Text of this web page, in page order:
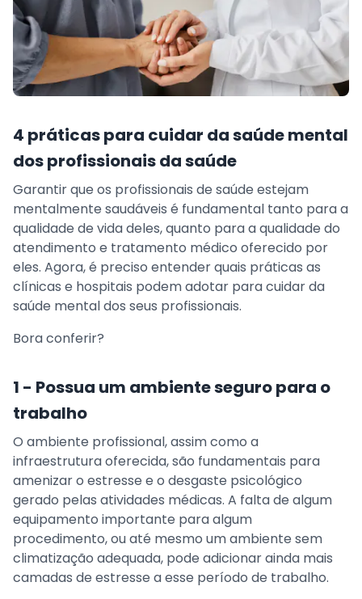
4 práticas para cuidar da saúde mental
dos profissionais da saúde
Garantir que os profissionais de saúde estejam
mentalmente saudáveis é fundamental tanto para a
qualidade de vida deles, quanto para a qualidade do
atendimento e tratamento médico oferecido por
eles. Agora, é preciso entender quais práticas as
clínicas e hospitais podem adotar para cuidar da
saúde mental dos seus profissionais.
Bora conferir?
1 - Possua um ambiente seguro para o
trabalho
O ambiente profissional, assim como a
infraestrutura oferecida, são fundamentais para
amenizar o estresse e o desgaste psicológico
gerado pelas atividades médicas. A falta de algum
equipamento importante para algum
procedimento, ou até mesmo um ambiente sem
climatização adequada, pode adicionar ainda mais
camadas de estresse a esse período de trabalho.